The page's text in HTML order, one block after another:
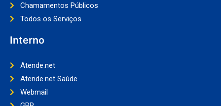
Chamamentos Públicos
Todos os Serviços
Interno
Atende.net
Atende.net Saúde
Webmail